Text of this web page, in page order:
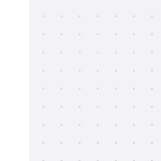
客户案例
支持